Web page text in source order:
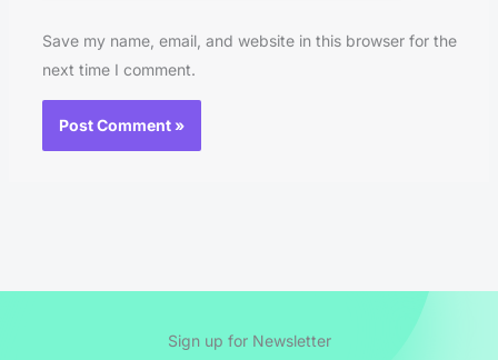
Save my name, email, and website in this browser for the
next time I comment.
Sign up for Newsletter